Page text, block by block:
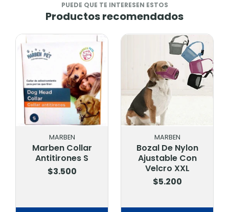
PUEDE QUE TE INTERESEN ESTOS
Productos recomendados
MARBEN
Marben Collar
Antitirones S
$3.500
MARBEN
Bozal De Nylon
Ajustable Con
Velcro XXL
$5.200